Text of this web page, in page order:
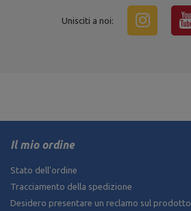
Unisciti a noi:
Il mio ordine
Stato dell'ordine
Tracciamento della spedizione
Desidero presentare un reclamo sul prodotto